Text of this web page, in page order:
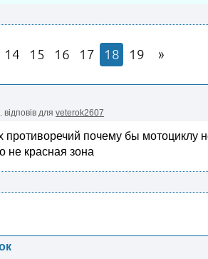
14 15 16 17 18 19
відповів для veterok2607
противоречий почему бы мотоциклу
не красная зона